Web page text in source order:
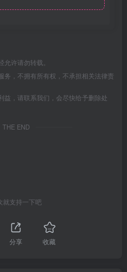
许请勿转载。
务，不拥有所有权，不承担相关法律责
益，请联系我们，会尽快给予删除处
THE END
就支持一下吧
分享 收藏